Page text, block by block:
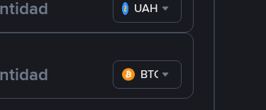
UAH
BTC